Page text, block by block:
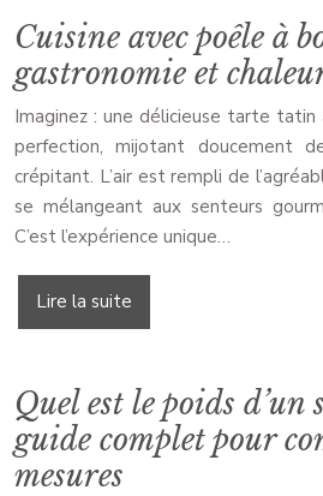
Cuisine avec poêle à
gastronomie et
Imaginez : une délicieuse tarte tatin
perfection, mijotant doucement
crépitant. L’air est rempli de
se mélangeant aux senteurs
C’est l’expérience unique…
Lire la suite
Quel est le poids d’un
guide complet pour
mesures